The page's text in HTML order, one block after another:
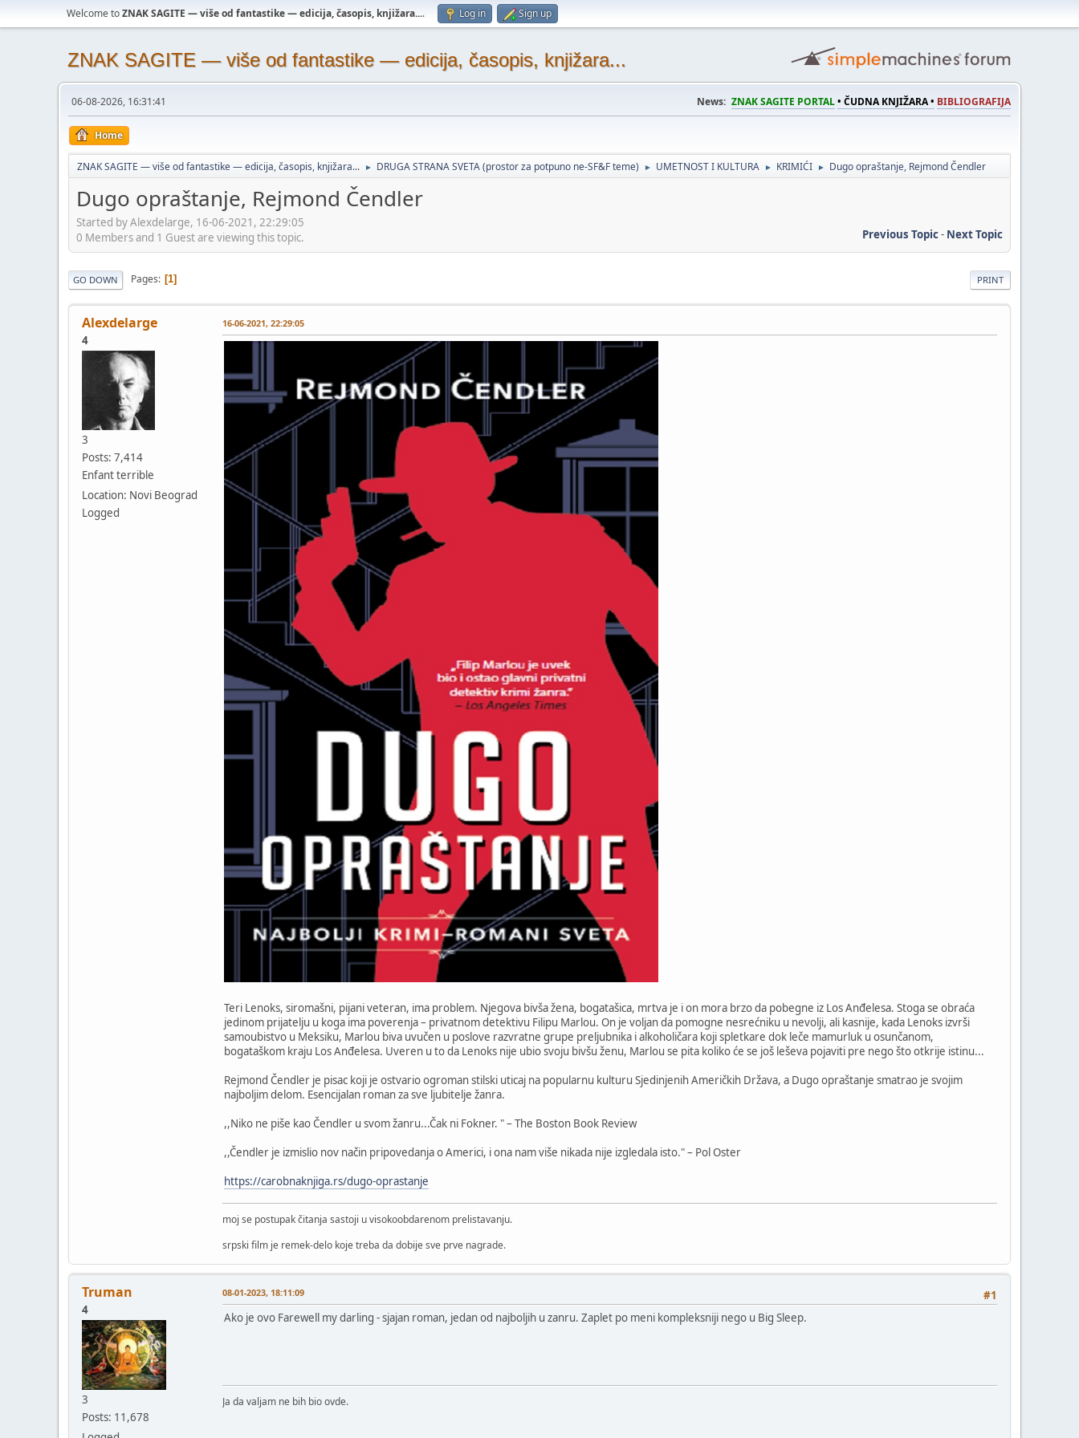
Welcome toZNAK SAGITE — više od fantastike — edicija, časopis, knjižara.... Log in Sign up
ZNAK SAGITE — više od fantastike — edicija, časopis, knjižara...
06-08-2026, 16:31:41 News: ZNAK SAGITE PORTAL• ČUDNA KNJIŽARA • BIBLIOGRAFIJA
Home
ZNAK SAGITE — više od fantastike — edicija, časopis, knjižara... ► DRUGA STRANA SVETA (prostor za potpuno ne-SF&F teme) ► UMETNOST I KULTURA ► KRIMIĆI ► Dugo opraštanje, Rejmond Čendler
Dugo opraštanje, Rejmond Čendler
Started by Alexdelarge, 16-06-2021, 22:29:05
Previous Topic- Next Topic
0 Members and 1 Guest are viewing this topic.
PRINT
GO DOWN Pages 1
Alexdelarge
4
3
Posts: 7,414
Enfant terrible
Location: Novi Beograd
Logged
16-06-2021, 22:29:05
Teri Lenoks, siromašni, pijani veteran, ima problem. Njegova bivša žena, bogatašica, mrtva je i on mora brzo da pobegne iz Los Anđelesa. Stoga se obraća
jedinom prijatelju u koga ima poverenja – privatnom detektivu Filipu Marlou. On je voljan da pomogne nesrećniku u nevolji, ali kasnije, kada Lenoks izvrši
samoubistvo u Meksiku, Marlou biva uvučen u poslove razvratne grupe preljubnika i alkoholičara koji spletkare dok leče mamurluk u osunčanom,
bogataškom kraju Los Anđelesa. Uveren u to da Lenoks nije ubio svoju bivšu ženu, Marlou se pita koliko će se još leševa pojaviti pre nego što otkrije istinu...
Rejmond Čendler je pisac koji je ostvario ogroman stilski uticaj na popularnu kulturu Sjedinjenih Američkih Država, a Dugo opraštanje smatrao je svojim
najboljim delom. Esencijalan roman za sve ljubitelje žanra.
,,Niko ne piše kao Čendler u svom žanru...Čak ni Fokner. " – The Boston Book Review
,,Čendler je izmislio nov način pripovedanja o Americi, i ona nam više nikada nije izgledala isto." – Pol Oster
https://carobnaknjiga.rs/dugo-oprastanje
moj se postupak čitanja sastoji u visokoobdarenom prelistavanju.
srpski film je remek-delo koje treba da dobije sve prve nagrade.
Truman
4
3
Posts: 11,678
#1
08-01-2023, 18:11:09
Ako je ovo Farewell my darling - sjajan roman, jedan od najboljih u zanru. Zaplet po meni kompleksniji nego u Big Sleep.
Ja da valjam ne bih bio ovde.